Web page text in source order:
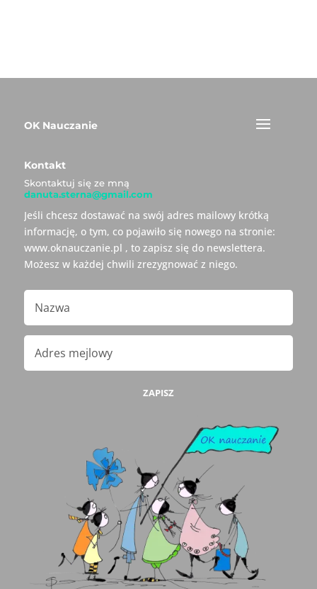
OK Nauczanie
Kontakt
Skontaktuj się ze mną
danuta.sterna@gmail.com
Jeśli chcesz dostawać na swój adres mailowy krótką
informację, o tym, co pojawiło się nowego na stronie:
www.oknauczanie.pl , to zapisz się do newslettera.
Możesz w każdej chwili zrezygnować z niego.
ZAPISZ